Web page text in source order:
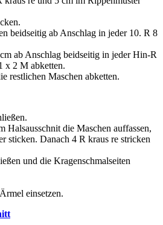
beidseitig ab Anschlag in jeder 10. R 8
ab Anschlag beidseitig in jeder Hin-R
x 2 M abketten.
restlichen Maschen abketten.
Halsausschnit die Maschen auffassen,
sticken. Danach 4 R kraus re stricken
und die Kragenschmalseiten
einsetzen.